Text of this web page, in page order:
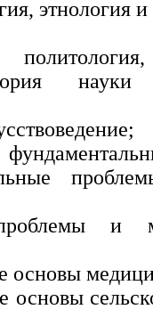
этнология
и
основы
основы